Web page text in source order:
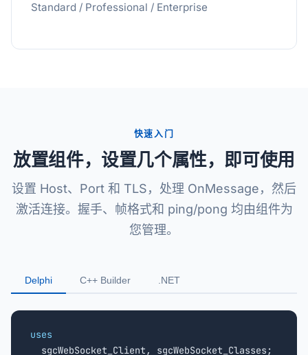
Standard / Professional / Enterprise
快速入门
放置组件，设置几个属性，即可使用
设置 Host、Port 和 TLS，处理 OnMessage，然后
激活连接。握手、帧格式和 ping/pong 均由组件为
您管理。
Delphi C++ Builder .NET
uses
sgcWebSocket_Client, sgcWebSocket_Classes;